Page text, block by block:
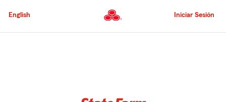
al
principal
English Iniciar Sesión